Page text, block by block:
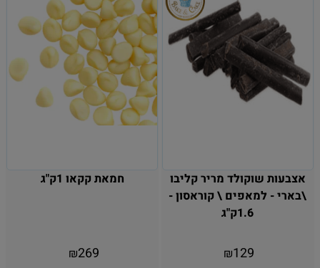
אצבעות שוקולד מריר קליבו
\בארי - למאפים \ קוראסון -
1.6ק"ג
₪129
חמאת קקאו 1ק"ג
₪269